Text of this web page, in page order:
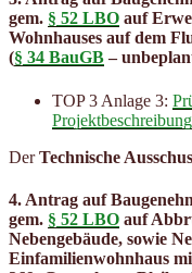
gem. § 52 LBO auf
Wohnhauses auf dem
(§ 34 BauGB–
TOP 3 Anlage 3:
Projektbeschreibung
DerTechnische
4. Antrag auf
gem. § 52 LBO auf
Nebengebäude, sowie
Einfamilienwohnhaus